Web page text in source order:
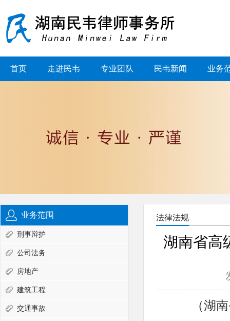
首页 走进民韦 专业团队 民韦新闻 业务
业务范围
刑事辩护
公司法务
房地产
建筑工程
交通事故
法律法规
湖南省高
（湖